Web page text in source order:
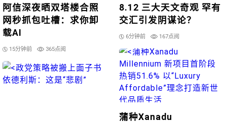
阿信深夜晒双塔楼合照
网秒抓包吐槽：求你卸
载AI
15分钟前 365点阅
8.12 三大天文奇观 罕有
交汇引发阴谋论？
6分钟前 167点阅
蒲种Xanadu